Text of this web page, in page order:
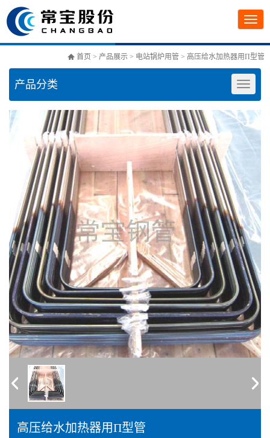
首页 > 产品展示 > 电站锅炉用管 > 高压给水加热器用Π型管
产品分类
高压给水加热器用Π型管